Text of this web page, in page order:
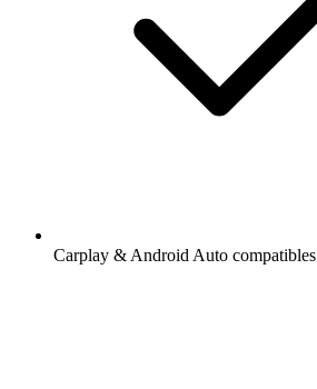
Carplay & Android Auto compatibles